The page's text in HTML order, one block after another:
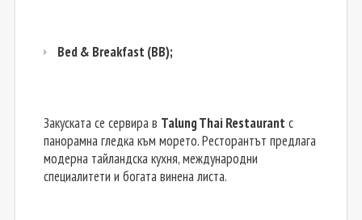
Bed & Breakfast (BB);
Закуската се сервира в Talung Thai Restaurant с
панорамна гледка към морето. Ресторантът предлага
модерна тайландска кухня, международни
специалитети и богата винена листа.